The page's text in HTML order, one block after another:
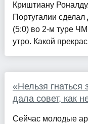
Криштиану
Португалии сделал
(5:0) во 2-м туре
утро. Какой
«Нельзя гнаться
дала совет, как
Сейчас молодые